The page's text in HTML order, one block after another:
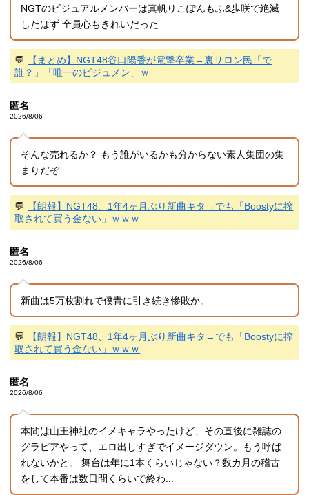
NGTのビジュアルメンバーは真帆りこぽんもふ&歩咲で絶滅
したはず 全員心もきれいだった
💬
【まとめ】NGT48谷口陽香が電撃卒業→裏サロン民「で
誰？」「唯一のビジュメン」ｗ
匿名
2026/8/06
そんな売れるか？ もう誰がいるかも分からない素人集団の集
まりだぞ
💬
【朗報】NGT48、1年4ヶ月ぶり新曲キタ→でも「Boostyに搾
取されて買う金ない」ｗｗｗ
匿名
2026/8/06
新曲は5万枚割れで僕青に引き続き惨敗か。
💬
【朗報】NGT48、1年4ヶ月ぶり新曲キタ→でも「Boostyに搾
取されて買う金ない」ｗｗｗ
匿名
2026/8/06
本間は山王神社のイメキャラやったけど、その直後に雑誌の
グラビアやって、エロ出しすぎでイメージダウン。もう呼ば
れないかと。 舞台は年に1本くらいじゃない？数カ月の稽古
をして本番は数日間くらいで終わ...